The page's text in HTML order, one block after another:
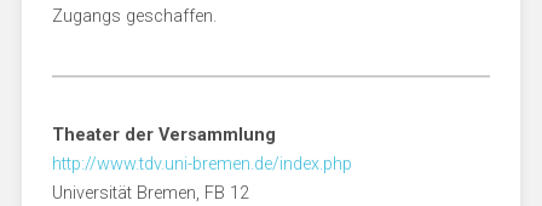
Zugangs geschaffen.
Theater der Versammlung
http://www.tdv.uni-bremen.de/index.php
Universität Bremen, FB 12